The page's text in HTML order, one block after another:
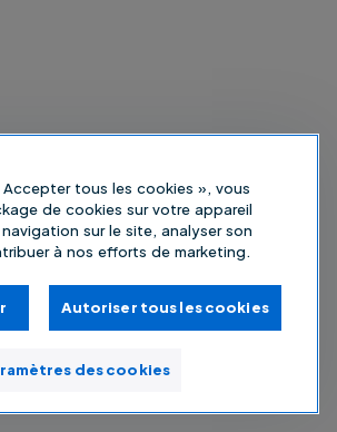
Accepter tous les cookies », vous
de cookies sur votre appareil
sur le site, analyser son
à nos efforts de marketing.
Autoriser tous les cookies
des cookies